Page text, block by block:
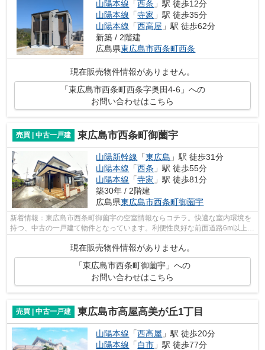
山陽本線 「西条 」駅 徒歩12分
山陽本線 「寺家 」駅 徒歩35分
山陽本線 「西高屋 」駅 徒歩62分
新築 / 2階建
広島県東広島市西条町西条
現在販売物件情報がありません。
「東広島市西条町西条字奥田4-6」への
お問い合わせはこちら
売買 | 中古一戸建 東広島市西条町御薗宇
山陽新幹線 「東広島 」駅 徒歩31分
山陽本線 「西条 」駅 徒歩55分
山陽本線 「寺家 」駅 徒歩81分
築30年 / 2階建
広島県東広島市西条町御薗宇
新着情報：東広島市西条町御薗宇の空室情報ならコチラ。快適な室内環境を
持つ、中古の一戸建て物件となっています。利便性良好な前面道路6m以上の
現在販売物件情報がありません。
「東広島市西条町御薗宇」への
お問い合わせはこちら
売買 | 中古一戸建 東広島市高屋高美が丘1丁目
山陽本線 「西高屋 」駅 徒歩20分
山陽本線 「白市 」駅 徒歩77分